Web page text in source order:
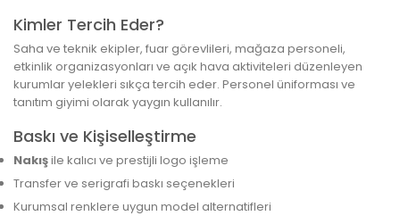
Kimler Tercih Eder?
Saha ve teknik ekipler, fuar görevlileri, mağaza personeli,
etkinlik organizasyonları ve açık hava aktiviteleri düzenleyen
kurumlar yelekleri sıkça tercih eder. Personel üniforması ve
tanıtım giyimi olarak yaygın kullanılır.
Baskı ve Kişiselleştirme
Nakışile kalıcı ve prestijli logo işleme
Transfer ve serigrafi baskı seçenekleri
Kurumsal renklere uygun model alternatifleri